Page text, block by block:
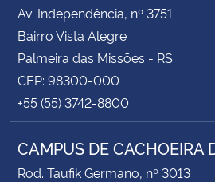
Av. Independência, nº 3751
Bairro Vista Alegre
Palmeira das Missões - RS
CEP: 98300-000
+55 (55) 3742-8800
CAMPUS DE CACHOEIRA
Rod. Taufik Germano, nº 3013